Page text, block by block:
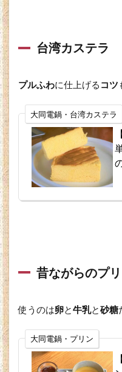
台湾カステラ
プルふわに仕上げる コツ
大同電鍋・台湾カステラ
昔ながらのプ
使うのは卵と牛乳と砂糖
大同電鍋・プリン